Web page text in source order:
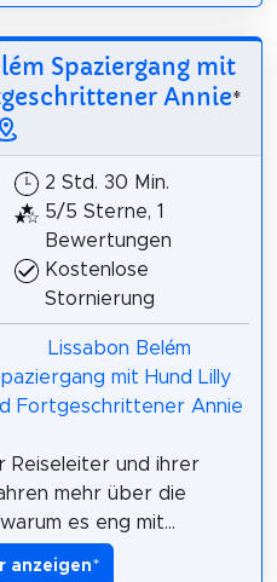
Spaziergang mit
Annie*
2 Std. 30 Min.
5/5 Sterne, 1
Bewertungen
Kostenlose
Stornierung
Reiseleiter und ihrer
mehr über die
es eng mit...
anzeigen*